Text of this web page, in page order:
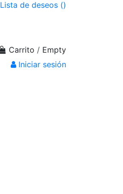
Lista de deseos ()
Carrito / Empty
Iniciar sesión